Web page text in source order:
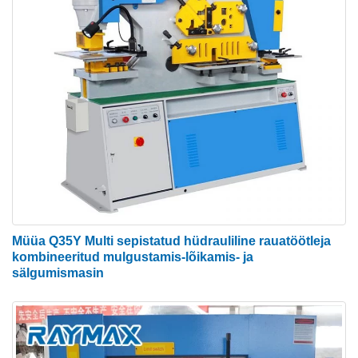
Müüa Q35Y Multi sepistatud hüdrauliline rauatöötleja
kombineeritud mulgustamis-lõikamis- ja
sälgumismasin